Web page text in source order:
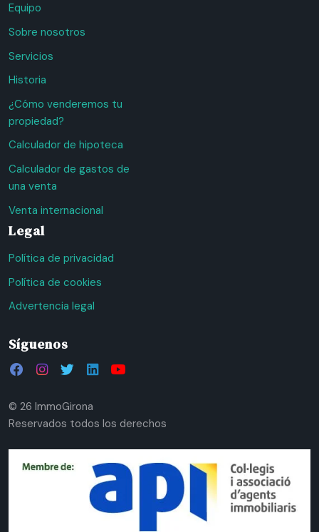
Equipo
Sobre nosotros
Servicios
Historia
¿Cómo venderemos tu
propiedad?
Calculador de hipoteca
Calculador de gastos de
una venta
Venta internacional
Legal
Política de privacidad
Política de cookies
Advertencia legal
Síguenos
© 26 ImmoGirona
Reservados todos los derechos